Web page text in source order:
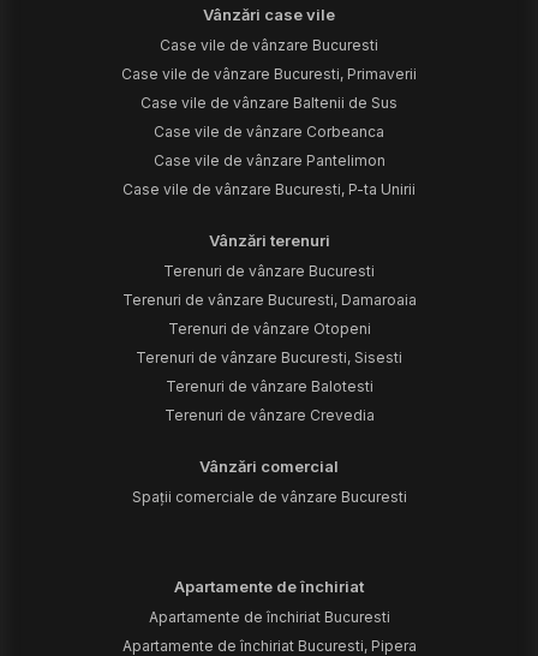
Vânzări case vile
Case vile de vânzare Bucuresti
Case vile de vânzare Bucuresti, Primaverii
Case vile de vânzare Baltenii de Sus
Case vile de vânzare Corbeanca
Case vile de vânzare Pantelimon
Case vile de vânzare Bucuresti, P-ta Unirii
Vânzări terenuri
Terenuri de vânzare Bucuresti
Terenuri de vânzare Bucuresti, Damaroaia
Terenuri de vânzare Otopeni
Terenuri de vânzare Bucuresti, Sisesti
Terenuri de vânzare Balotesti
Terenuri de vânzare Crevedia
Vânzări comercial
Spații comerciale de vânzare Bucuresti
Apartamente de închiriat
Apartamente de închiriat Bucuresti
Apartamente de închiriat Bucuresti, Pipera